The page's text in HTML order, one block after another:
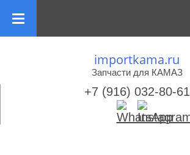
importkama.ru
Запчасти для КАМАЗ
+7 (916) 032-80-61